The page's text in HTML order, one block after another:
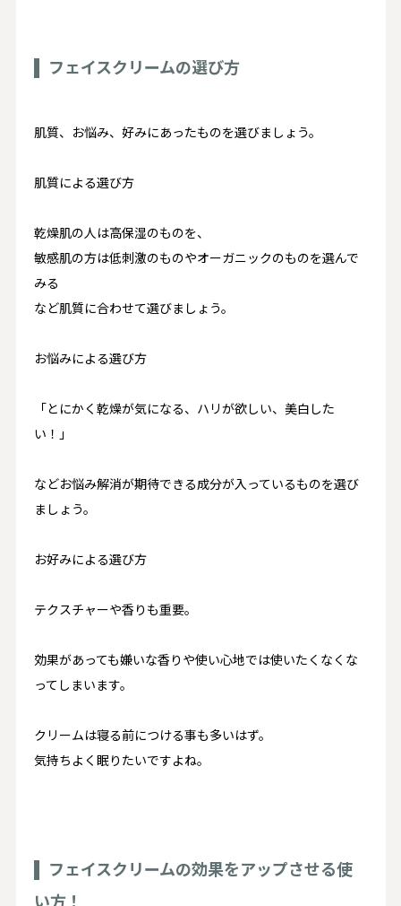
フェイスクリームの選び方
肌質、お悩み、好みにあったものを選びましょう。
肌質による選び方
乾燥肌の人は高保湿のものを、
敏感肌の方は低刺激のものやオーガニックのものを選んで
みる
など肌質に合わせて選びましょう。
お悩みによる選び方
「とにかく乾燥が気になる、ハリが欲しい、美白した
い！」
などお悩み解消が期待できる成分が入っているものを選び
ましょう。
お好みによる選び方
テクスチャーや香り も重要。
効果があっても嫌いな香りや使い心地では使いたくなくな
ってしまいます。
クリームは寝る前につける事も多いはず。
気持ちよく眠りたいですよね。
フェイスクリームの効果をアップさせる使
い方！